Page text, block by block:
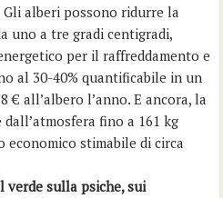
alberi possono ridurre la
uno a tre gradi centigradi,
per il raffreddamento e
al 30-40% quantificabile in un
€ all’albero l’anno. E ancora, la
fino a 161 kg
economico stimabile di circa
verde sulla psiche, sui